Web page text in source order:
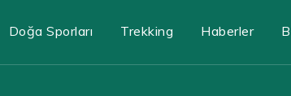
Doğa Sporları Trekking Haberler